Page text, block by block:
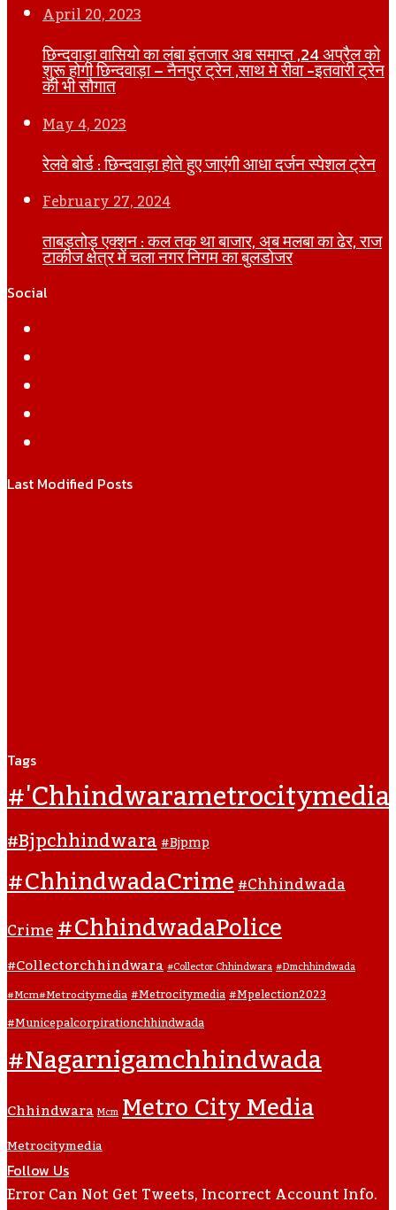
April 20, 2023
छिन्दवाड़ा वासियो का लंबा इंतजार अब समाप्त ,24 अप्रैल को
शुरू होगी छिन्दवाड़ा – नैनपुर ट्रेन ,साथ मे रीवा -इतवारी ट्रेन
की भी सौगात
May 4, 2023
रेलवे बोर्ड : छिन्दवाड़ा होते हुए जाएंगी आधा दर्जन स्पेशल ट्रेन
February 27, 2024
ताबड़तोड़ एक्शन : कल तक था बाजार, अब मलबा का ढेर, राज
टाकीज क्षेत्र में चला नगर निगम का बुलडोजर
Social
Last Modified Posts
Tags
#'chhindwarametrocitymedia
#bjpchhindwara#bjpmp
#ChhindwadaCrime#Chhindwada
Crime#ChhindwadaPolice
#collectorchhindwara#collector Chhindwara#dmchhindwada
#mcm#metrocitymedia#metrocitymedia#mpelection2023
#municepalcorpirationchhindwada
#nagarnigamchhindwada
ChhindwaraMcmMetro City Media
Metrocitymedia
Follow Us
Error Can Not Get Tweets, Incorrect Account Info.